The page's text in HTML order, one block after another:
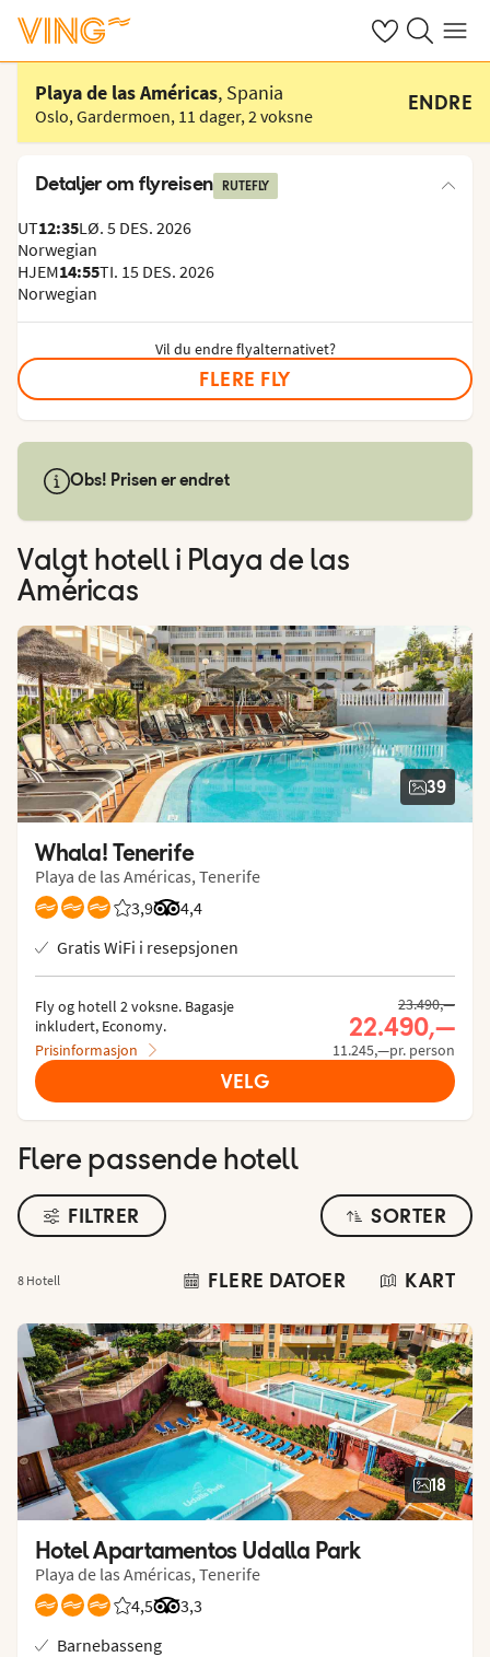
Se dine sparte
Søk påMeny
Velg hotell
Playa de las Américas, Spania
Oslo, Gardermoen, 11 dager,2 voksne
ENDRE
Detaljer om flyreisen RUTEFLY
UT12:35LØ. 5 DES. 2026
Norwegian
HJEM14:55TI. 15 DES. 2026
Norwegian
Vil du endre flyalternativet?
FLERE FLY
Obs! Prisen er endret
Valgt hotell i Playa de las
Américas
39
Whala! Tenerife
Playa de las Américas, Tenerife
3,9
Vurdering fra Vings gjester: 3.875/5
4,4
Vurdering fra Tripadvisor: 4.4 of 5
Gratis WiFi i resepsjonen
Fly og hotell 2 voksne. Bagasje
inkludert, Economy.
Prisinformasjon
Tidligere pris,
23.490,—
Nåværende
22.490,—
11.245,—pr. person
VELG
Flere passende hotell
FILTRER SORTER
8 Hotell FLERE DATOER KART
18
Hotel Apartamentos Udalla Park
Playa de las Américas, Tenerife
4,5
Vurdering fra Vings gjester: 4.5/5
3,3
Vurdering fra Tripadvisor: 3.3 of 5
Barnebasseng